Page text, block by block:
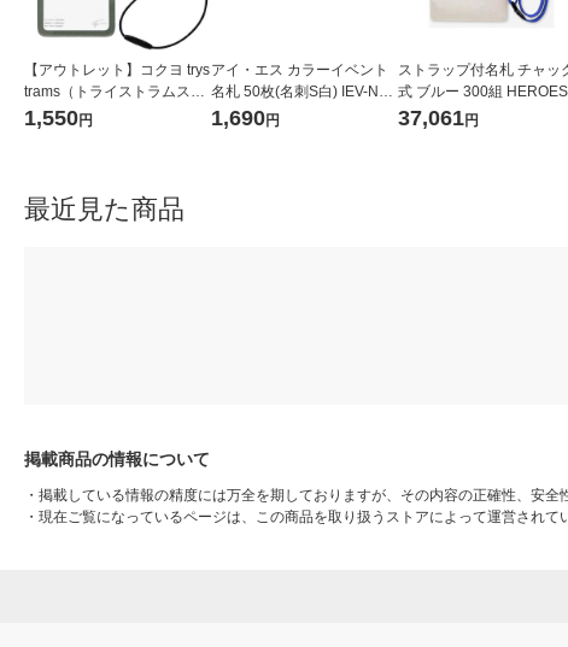
【アウトレット】コクヨ trys
trams（トライストラムス）
リール付IDカードホルダー
1,550円
アイ・エス カラーイベント
名札 50枚(名刺S白) IEV-NM
50S-WH 1袋
1,690円
ストラップ付名札 チャッ
式 ブルー 300組 HEROES
オリジナル
37,061円
最近見た商品
掲載商品の情報について
・ 掲載している情報の精度には万全を期しておりますが、その内容の正確性、安全
・ 現在ご覧になっているページは、この商品を取り扱うストアによって運営され